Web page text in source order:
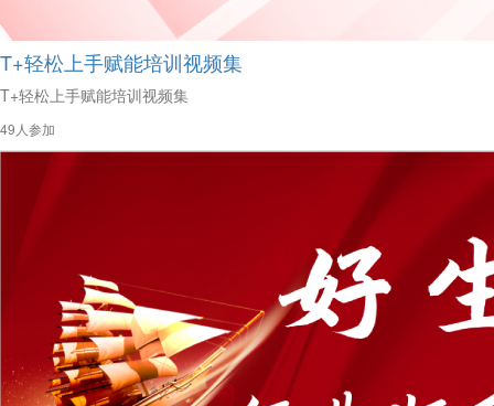
T+轻松上手赋能培训视频集
T+轻松上手赋能培训视频集
49人参加